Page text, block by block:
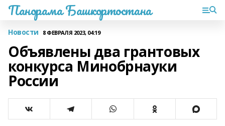
Панорама Башкортостана
Новости 8 ФЕВРАЛЯ 2023, 04:19
Объявлены два грантовых
конкурса Минобрнауки
России